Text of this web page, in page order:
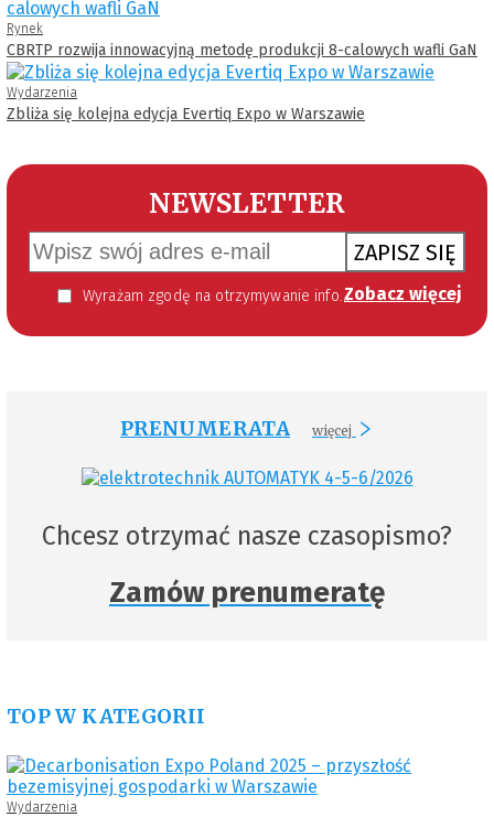
Rynek
CBRTP rozwija innowacyjną metodę produkcji 8-calowych wafli GaN
Wydarzenia
Zbliża się kolejna edycja Evertiq Expo w Warszawie
NEWSLETTER
ZAPISZ SIĘ
Wyrażam zgodę na otrzymywanie informacji handlowej kierowanej do mnie za pomocą środków komunikacji elektronicznej w szczególności poczty elektronicznej zgodnie z przepisem art. 10 ust 2 ustawy z dnia 18 lipca 2002 roku o świadczeniu usług drogą elektroniczną (Dz. U. 144 z 2002 r. poz. 1204). Zgoda jest dobrowolna, jednak jej wyrażenie jest konieczne, aby otrzymywać newsletter. Zobacz więcej
PRENUMERATA więcej
Chcesz otrzymać nasze czasopismo?
Zamów prenumeratę
TOP W KATEGORII
Wydarzenia